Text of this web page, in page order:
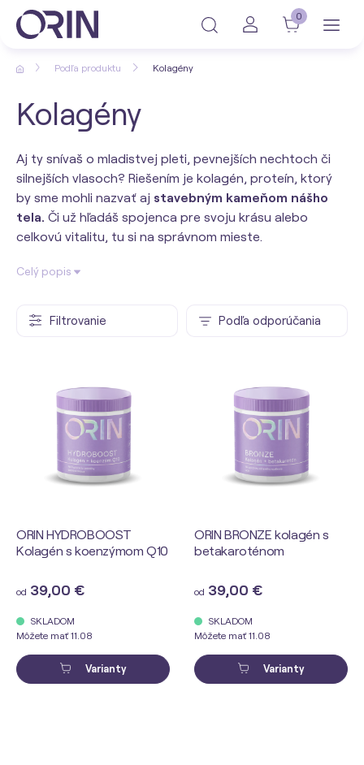
0
Podľa produktu Kolagény
Kolagény
Aj ty snívaš o mladistvej pleti, pevnejších nechtoch či
silnejších vlasoch? Riešením je kolagén, proteín, ktorý
by sme mohli nazvať aj stavebným kameňom nášho
tela. Či už hľadáš spojenca pre svoju krásu alebo
celkovú vitalitu, tu si na správnom mieste.
Celý popis
Filtrovanie Podľa odporúčania
ORIN HYDROBOOST
Kolagén s koenzýmom Q10
od 39,00 €
SKLADOM
Môžete mať 11.08
Varianty
ORIN BRONZE kolagén s
betakaroténom
od 39,00 €
SKLADOM
Môžete mať 11.08
Varianty